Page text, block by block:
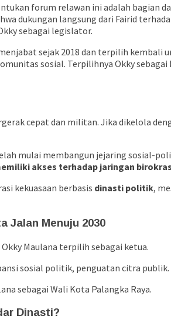
forum relawan ini adalah bagian
dukungan langsung dari Fairid
sebagai legislator.
sejak 2018 dan terpilih kembali
sosial. Terpilihnya Okky
cepat dan militan. Jika dikelola
mulai membangun jejaring sosial-
akses terhadap jaringan
kekuasaan berbasis dinasti politik,
Jalan Menuju 2030
Maulana terpilih sebagai ketua.
sosial politik, penguatan citra publik.
sebagai Wali Kota Palangka Raya.
Dinasti?